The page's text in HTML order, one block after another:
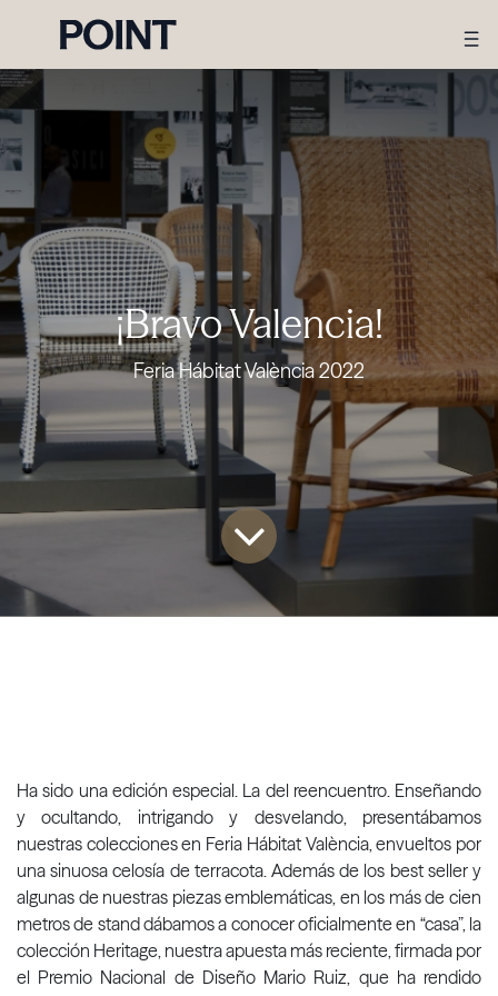
¡Bravo Valencia!
Feria Hábitat València 2022
Ha sido una edición especial. La del reencuentro. Enseñando
y ocultando, intrigando y desvelando, presentábamos
nuestras colecciones en Feria Hábitat València, envueltos por
una sinuosa celosía de terracota. Además de los best seller y
algunas de nuestras piezas emblemáticas, en los más de cien
metros de stand dábamos a conocer oficialmente en “casa”, la
colección Heritage, nuestra apuesta más reciente, firmada por
el Premio Nacional de Diseño Mario Ruiz, que ha rendido